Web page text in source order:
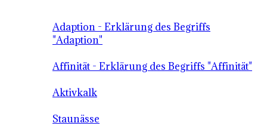
Adaption - Erklärung des Begriffs
"Adaption"
Affinität - Erklärung des Begriffs "Affinität"
Aktivkalk
Staunässe